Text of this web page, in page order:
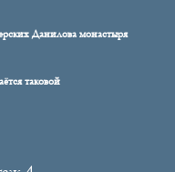
Данилова монастыря
таковой